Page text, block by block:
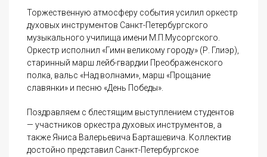
Торжественную атмосферу события усилил оркестр
духовых инструментов Санкт-Петербургского
музыкального училища имени М.П.Мусоргского.
Оркестр исполнил «Гимн великому городу» (Р. Глиэр),
старинный марш лейб-гвардии Преображенского
полка, вальс «Над волнами», марш «Прощание
славянки» и песню «День Победы».
Поздравляем с блестящим выступлением студентов
— участников оркестра духовых инструментов, а
также Яниса Валерьевича Барташевича. Коллектив
достойно представил Санкт-Петербургское